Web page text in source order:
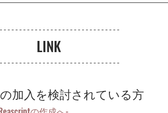
LINK
加入を検討されている方